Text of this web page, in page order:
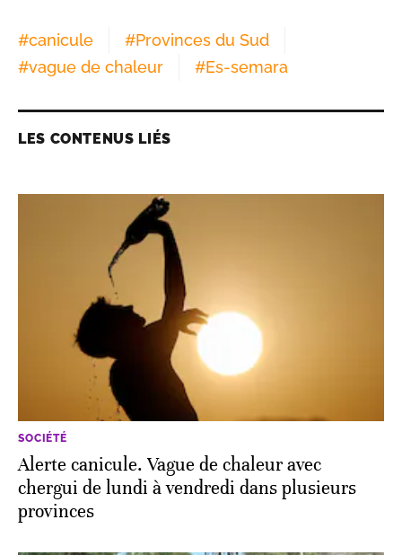
#canicule #Provinces du Sud
#vague de chaleur #Es-semara
LES CONTENUS LIÉS
SOCIÉTÉ
Alerte canicule. Vague de chaleur avec
chergui de lundi à vendredi dans plusieurs
provinces